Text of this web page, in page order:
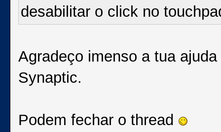
desabilitar o click no
Agradeço imenso a tua
Synaptic.
Podem fechar o thread